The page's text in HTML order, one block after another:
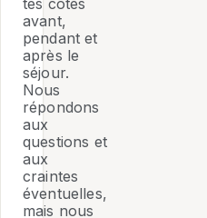
tes côtés
avant,
pendant et
après le
séjour.
Nous
répondons
aux
questions et
aux
craintes
éventuelles,
mais nous